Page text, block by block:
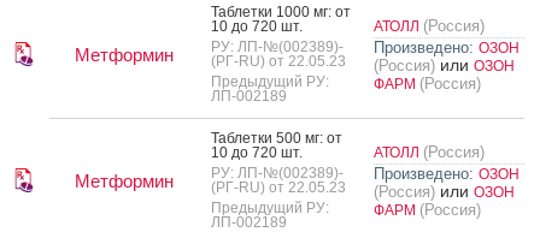
Метформин
Таб­летки 1000 мг: от
10 до 720 шт.
РУ: ЛП-№(002389)-
(РГ-RU) от 22.05.23
Предыдущий РУ:
ЛП-002189
АТОЛЛ (Россия)
Произведено: ОЗОН
(Россия) или ОЗОН
ФАРМ (Россия)
Метформин
Таб­летки 500 мг: от
10 до 720 шт.
РУ: ЛП-№(002389)-
(РГ-RU) от 22.05.23
Предыдущий РУ:
ЛП-002189
АТОЛЛ (Россия)
Произведено: ОЗОН
(Россия) или ОЗОН
ФАРМ (Россия)